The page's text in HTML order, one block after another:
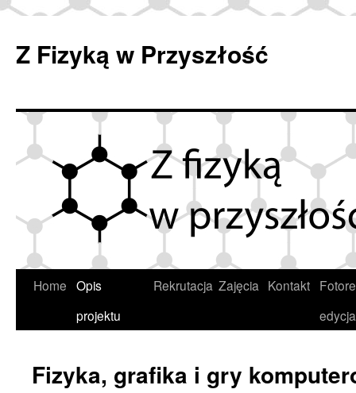
treści
Z Fizyką w Przyszłość
Home Opis
projektu
Rekrutacja Zajęcia Kontakt
edycja
Fizyka, grafika i gry